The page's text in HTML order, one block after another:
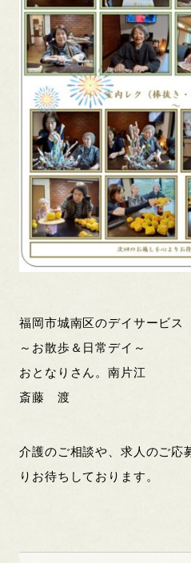
福岡市城南区のデイサービス
～お散歩＆日常デイ～
おとなりさん。南片江
斎藤 渡
介護のご相談や、求人のご応
りお待ちしております。